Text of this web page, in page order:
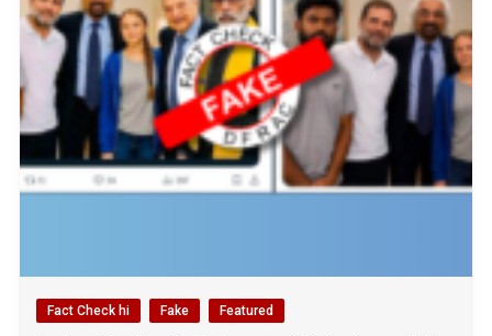
Fact Check hi Fake Featured